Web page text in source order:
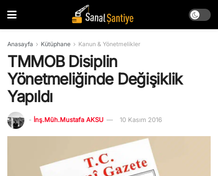
Anasayfa Kütüphane Kanun & Yönetmelikler
TMMOB Disiplin
Yönetmeliğinde Değişiklik
Yapıldı
- İnş.Müh.Mustafa AKSU 10 Kasım 2016